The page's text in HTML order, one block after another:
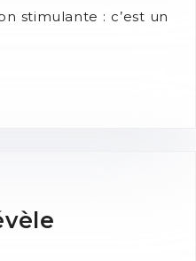
stimulante : c’est un